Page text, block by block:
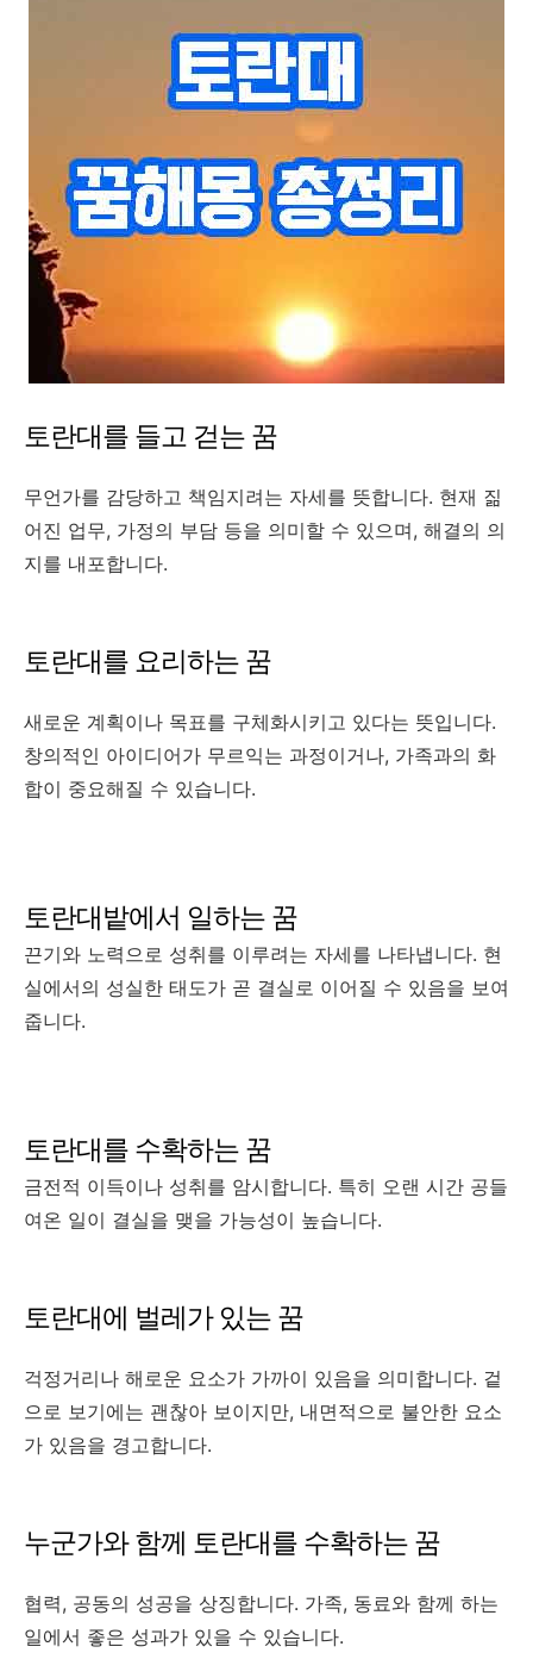
토란대를 들고 걷는 꿈
무언가를 감당하고 책임지려는 자세를 뜻합니다. 현재 짊
어진 업무, 가정의 부담 등을 의미할 수 있으며, 해결의 의
지를 내포합니다.
토란대를 요리하는 꿈
새로운 계획이나 목표를 구체화시키고 있다는 뜻입니다.
창의적인 아이디어가 무르익는 과정이거나, 가족과의 화
합이 중요해질 수 있습니다.
토란대밭에서 일하는 꿈
끈기와 노력으로 성취를 이루려는 자세를 나타냅니다. 현
실에서의 성실한 태도가 곧 결실로 이어질 수 있음을 보여
줍니다.
토란대를 수확하는 꿈
금전적 이득이나 성취를 암시합니다. 특히 오랜 시간 공들
여온 일이 결실을 맺을 가능성이 높습니다.
토란대에 벌레가 있는 꿈
걱정거리나 해로운 요소가 가까이 있음을 의미합니다. 겉
으로 보기에는 괜찮아 보이지만, 내면적으로 불안한 요소
가 있음을 경고합니다.
누군가와 함께 토란대를 수확하는 꿈
협력, 공동의 성공을 상징합니다. 가족, 동료와 함께 하는
일에서 좋은 성과가 있을 수 있습니다.